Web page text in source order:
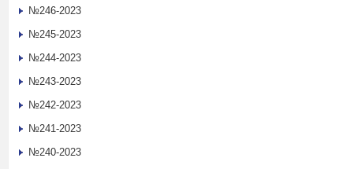
№246-2023
№245-2023
№244-2023
№243-2023
№242-2023
№241-2023
№240-2023